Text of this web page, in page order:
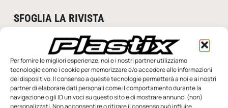
Per fornire le migliori esperienze, noi e i nostri partner utilizziamo
tecnologie come i cookie per memorizzare e/o accedere alle informazioni
del dispositivo. Il consenso a queste tecnologie permetterà a noi e ai nostri
partner di elaborare dati personali come il comportamento durante la
navigazione o gli ID univoci su questo sito e di mostrare annunci (non)
SFOGLIA LA RIVISTA